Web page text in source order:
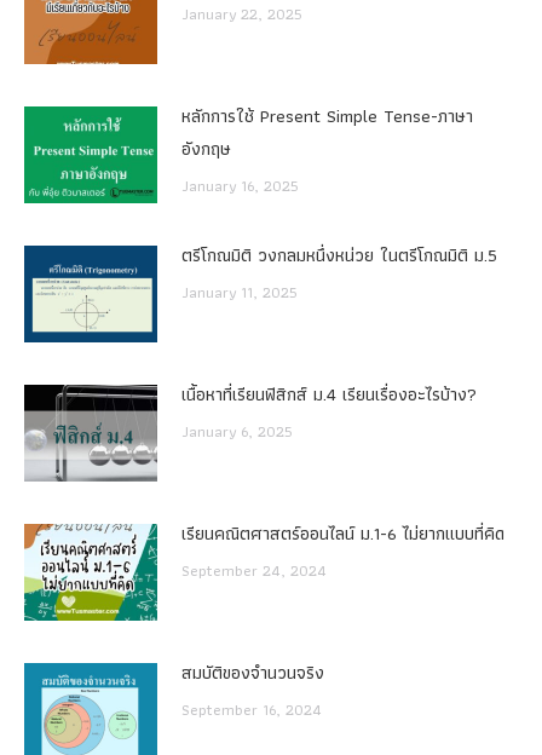
January 22, 2025
หลักการใช้ Present Simple Tense-ภาษา
อังกฤษ
January 16, 2025
ตรีโกณมิติ วงกลมหนึ่งหน่วย ในตรีโกณมิติ ม.5
January 11, 2025
เนื้อหาที่เรียนฟิสิกส์ ม.4 เรียนเรื่องอะไรบ้าง?
January 6, 2025
เรียนคณิตศาสตร์ออนไลน์ ม.1-6 ไม่ยากแบบที่คิด
September 24, 2024
สมบัติของจำนวนจริง
September 16, 2024